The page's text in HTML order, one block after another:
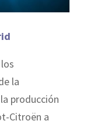
la
producción
Citroën a